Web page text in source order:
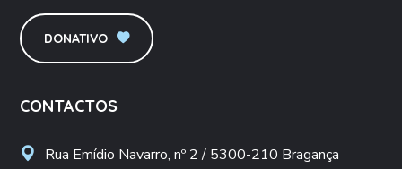
DONATIVO
CONTACTOS
Rua Emídio Navarro, nº 2 / 5300-210 Bragança